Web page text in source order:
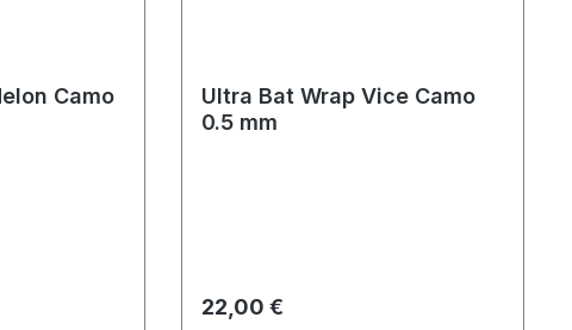
Camo
Ultra Bat Wrap Vice Camo
0.5 mm
Regulärer Preis:
22,00 €